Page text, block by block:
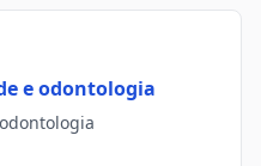
e odontologia